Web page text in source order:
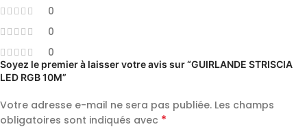
0
0
0
Soyez le premier à laisser votre avis sur “GUIRLANDE STRISCIA
LED RGB 10M”
Votre adresse e-mail ne sera pas publiée. Les champs
obligatoires sont indiqués avec *